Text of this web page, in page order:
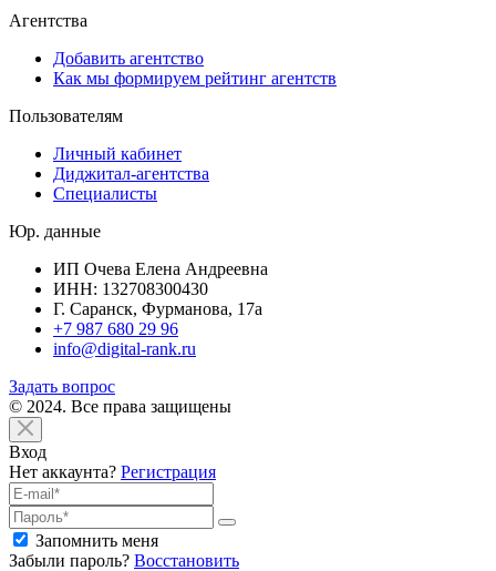
Агентства
Добавить агентство
Как мы формируем рейтинг агентств
Пользователям
Личный кабинет
Диджитал-агентства
Специалисты
Юр. данные
ИП Очева Елена Андреевна
ИНН: 132708300430
Г. Саранск, Фурманова, 17а
+7 987 680 29 96
info@digital-rank.ru
Задать вопрос
© 2024. Все права защищены
Вход
Нет аккаунта? Регистрация
Запомнить меня
Забыли пароль? Восстановить